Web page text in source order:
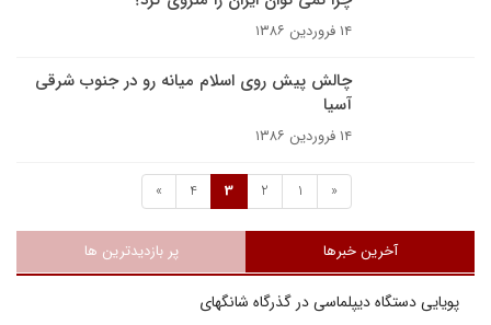
۱۴ فروردین ۱۳۸۶
چالش پیش روی اسلام میانه رو در جنوب شرقی
آسیا
۱۴ فروردین ۱۳۸۶
«
1
2
3
4
»
آخرین خبرها پر بازدیدترین ها
پویایی دستگاه دیپلماسی در گذرگاه شانگهای